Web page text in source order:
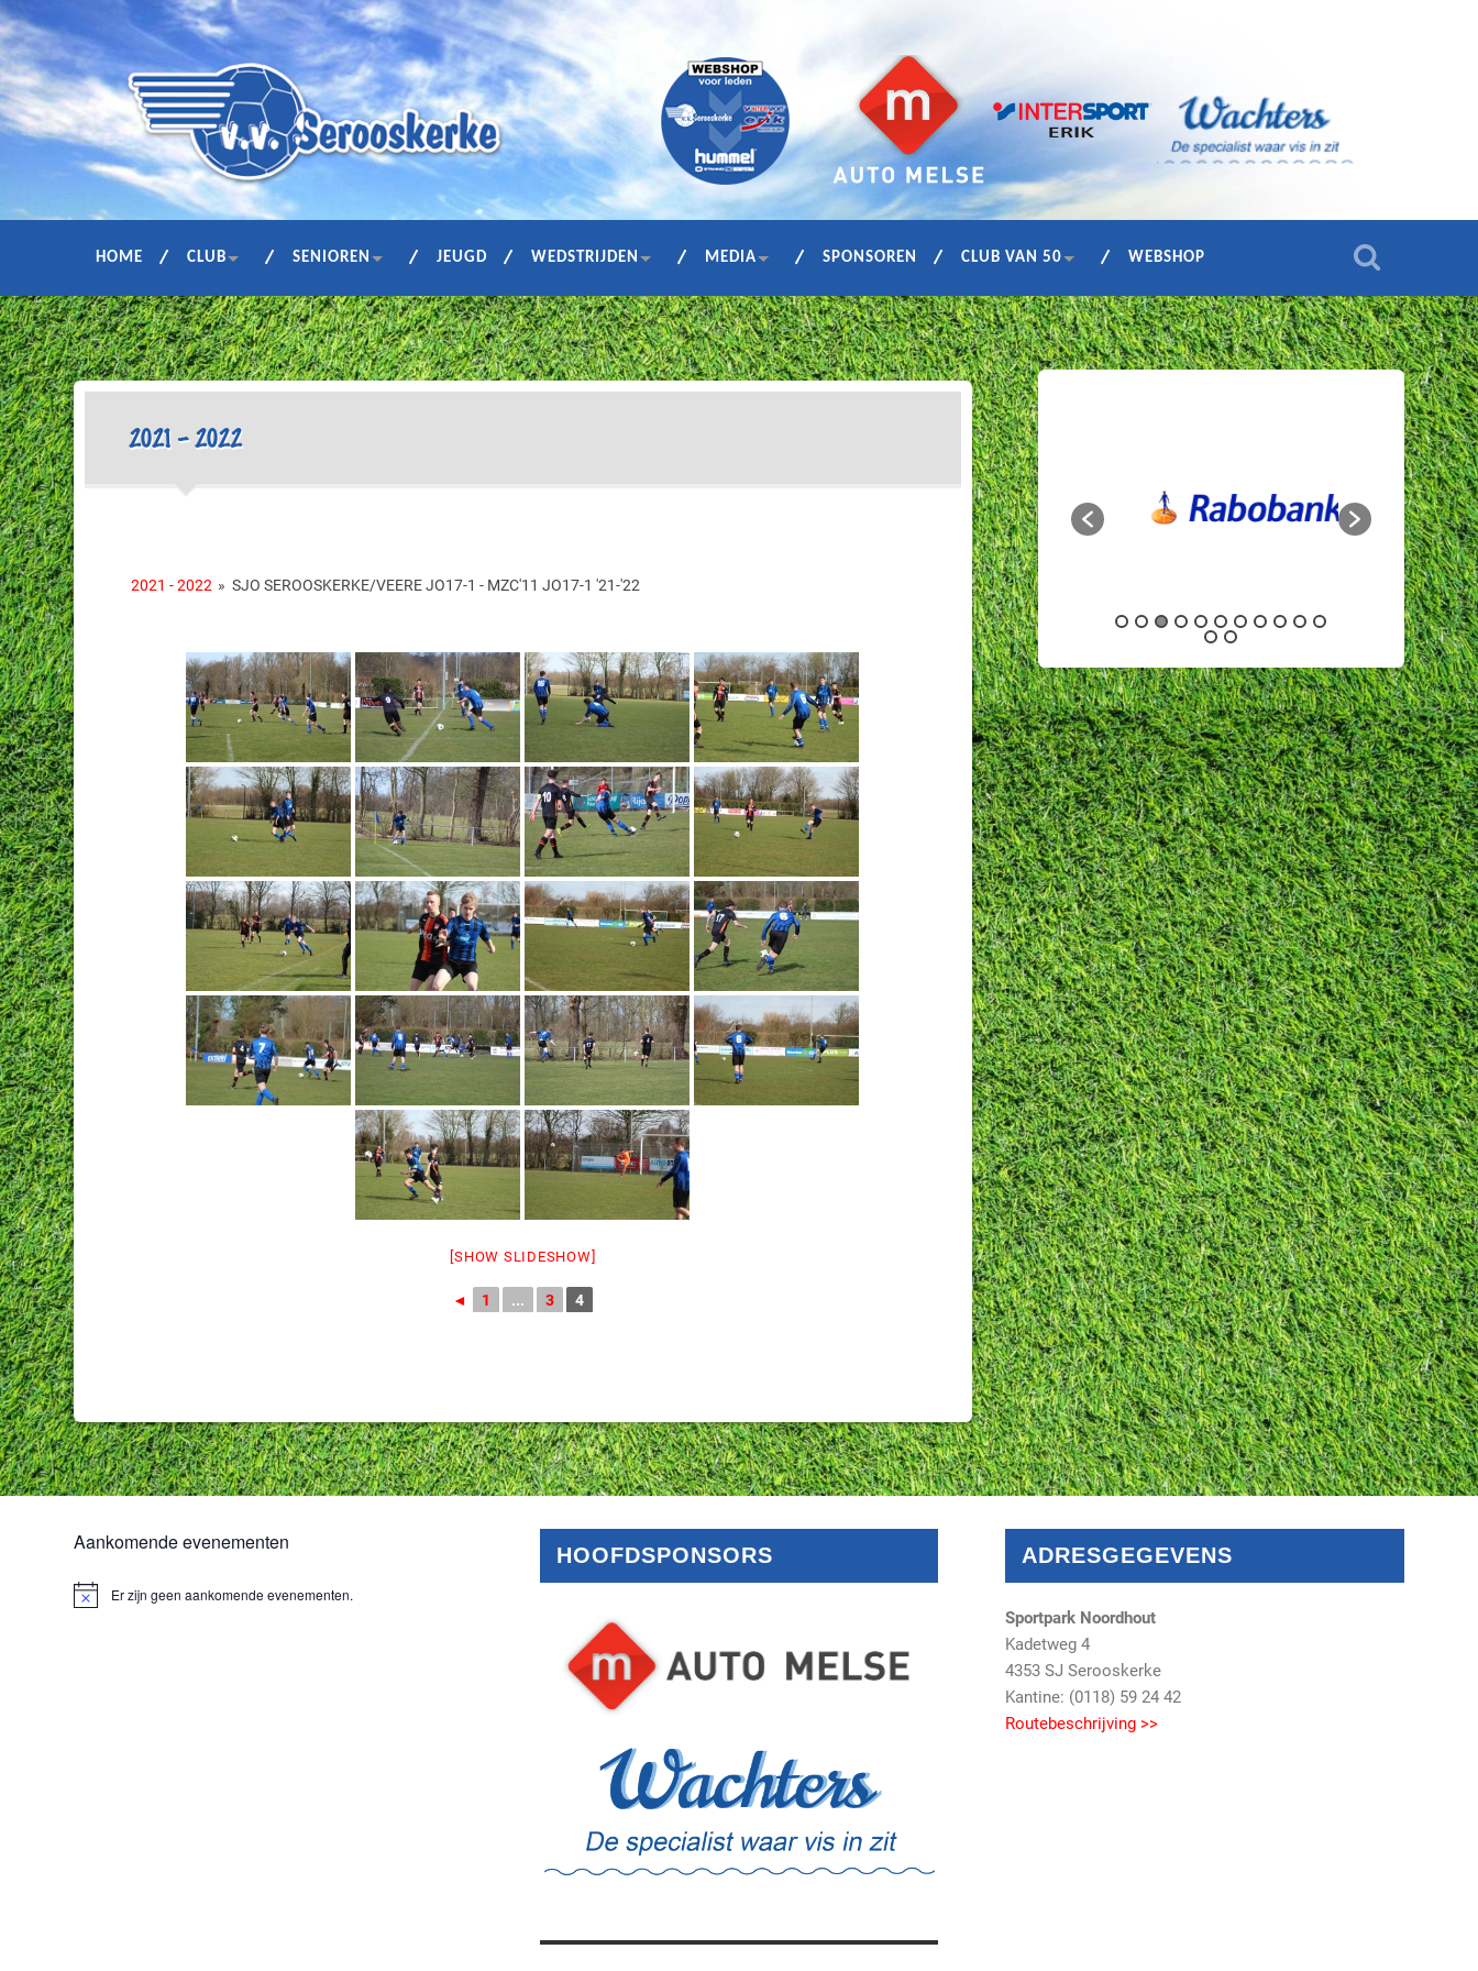
HOME CLUB SENIOREN JEUGD WEDSTRIJDEN MEDIA SPONSOREN CLUB VAN 50 WEBSHOP
2021 – 2022
2021 - 2022 » SJO SEROOSKERKE/VEERE JO17-1 - MZC'11 JO17-1 '21-'22
[SHOW SLIDESHOW]
◄ 1 ... 3 4
Aankomende evenementen
BerichtEr zijn geen aankomende evenementen.
HOOFDSPONSORS ADRESGEGEVENS
Sportpark Noordhout
Kadetweg 4
4353 SJ Serooskerke
Kantine: (0118) 59 24 42
Routebeschrijving >>